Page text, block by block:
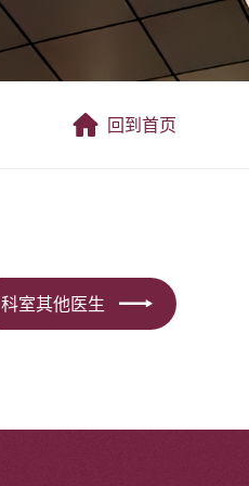
回到首页
科室其他医生